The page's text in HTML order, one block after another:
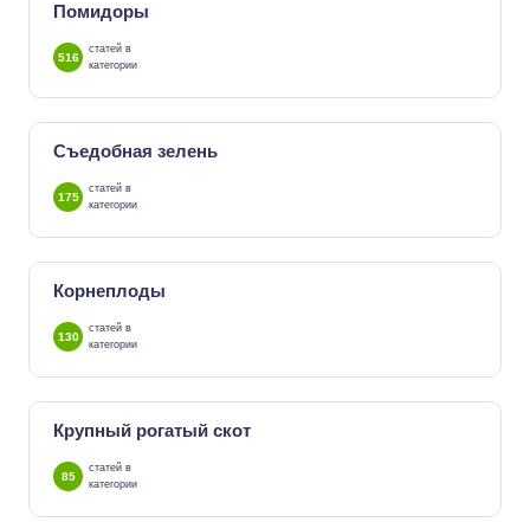
Помидоры
516
статей в
категории
Съедобная зелень
175
статей в
категории
Корнеплоды
130
статей в
категории
Крупный рогатый скот
85
статей в
категории